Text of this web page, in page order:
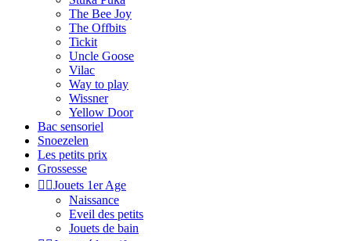
The Bee Joy
The Offbits
Tickit
Uncle Goose
Vilac
Way to play
Wissner
Yellow Door
Bac sensoriel
Snoezelen
Les petits prix
Grossesse
 Jouets 1er Age
Naissance
Eveil des petits
Jouets de bain